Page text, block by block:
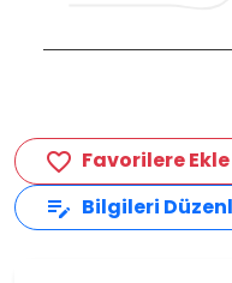
favorite_border Favorilere Ekle
edit_note Bilgileri